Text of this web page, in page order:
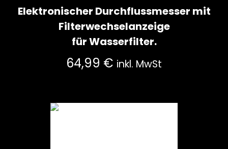
Elektronischer Durchflussmesser mit
Filterwechselanzeige
für Wasserfilter.
64,99 € inkl. MwSt